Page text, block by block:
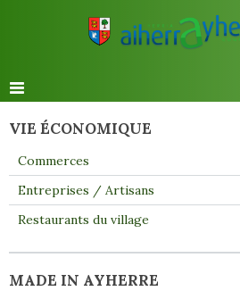
VIE ÉCONOMIQUE
Commerces
Entreprises / Artisans
Restaurants du village
MADE IN AYHERRE